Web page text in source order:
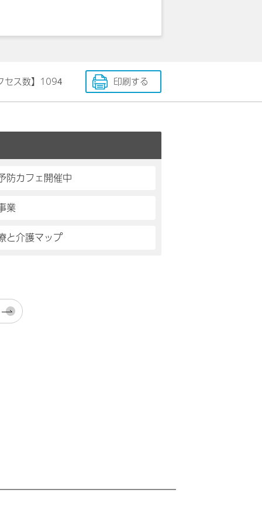
セス数】 1094 印刷する
防カフェ開催中
業
と介護マップ